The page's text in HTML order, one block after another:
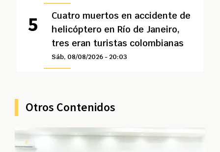
Cuatro muertos en accidente de
helicóptero en Río de Janeiro,
tres eran turistas colombianas
Sáb, 08/08/2026 - 20:03
Otros Contenidos